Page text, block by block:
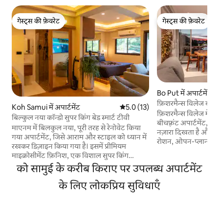
गेस्ट्स की फ़ेवरेट
गेस्ट्स की फ़ेवरेट
Koh Samui में अपार्टमेंट औसत रेटिंग 5 में से 5.0, 13 समीक्षाएँ
5.0 (13)
बिल्कुल नया कॉन्डो सुपर किंग बेड स्मार्ट टीवी
माएनम में बिलकुल नया, पूरी तरह से रेनोवेट किया
गया अपार्टमेंट, जिसे आराम और स्टाइल को ध्यान में
रखकर डिज़ाइन किया गया है। इसमें प्रीमियम
माइक्रोसीमेंट फ़िनिश, एक विशाल सुपर किंग
(एम्परर-साइज़) बेड, तेज़ वाईफ़ाई और घर पर आराम
से वक्त बिताने के लिए एक स्मार्ट टीवी है। यह एक
शांत इलाके में स्थित है, लेकिन फिर भी हर चीज़ के
करीब है, यह बस एक ठहरने की जगह नहीं है—यह
गेस्ट्स की फ़ेवरेट
गेस्ट्स की फ़ेवरेट
Bo Put में अपार्टमेंट
फ़िशरमैन्स विलेज
फ़िशरमैन्स विलेज में 2
बीचफ़्रंट अपार्टमेंट,
नज़ारा दिखता है और
रोशन, ओपन-प्लान
फ़िनिशिंग। एन-सुईट
टीवी और पूर्ण एयर-
रेतीले समुद्र तट, कैफ़े,
को सामुई के करीब किराए पर उपलब्ध अपार्टमेंट
के लिए लोकप्रिय सुविधाएँ